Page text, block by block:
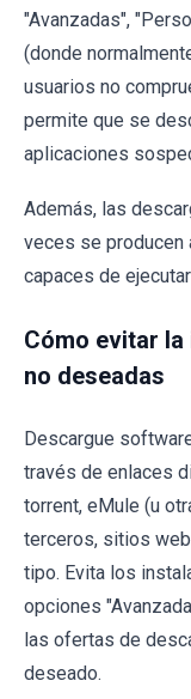
"Avanzadas",
(donde
usuarios no
permite que se
aplicaciones
Además, las
veces se producen
capaces de
Cómo evitar
no deseadas
Descargue
través de enlaces
torrent, eMule (u
terceros, sitios
tipo. Evita los
opciones
las ofertas de
deseado.